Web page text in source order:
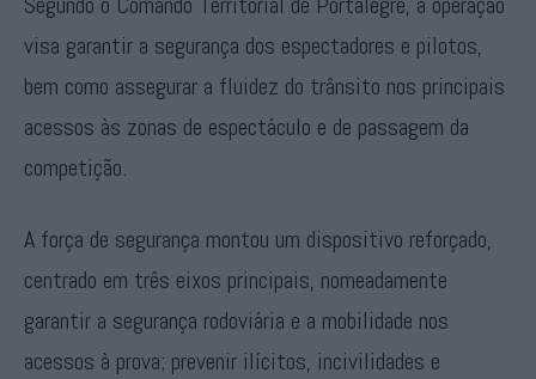
visa garantir a segurança dos espectadores e pilotos,
bem como assegurar a fluidez do trânsito nos principais
acessos às zonas de espectáculo e de passagem da
competição.
A força de segurança montou um dispositivo reforçado,
centrado em três eixos principais, nomeadamente
garantir a segurança rodoviária e a mobilidade nos
acessos à prova; prevenir ilícitos, incivilidades e